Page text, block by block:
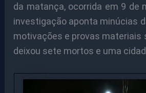
da matança, ocorrida em 9 de
investigação aponta minúcias
motivações e provas materiais
deixou sete mortos e uma